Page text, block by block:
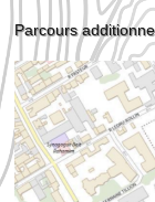
Parcours